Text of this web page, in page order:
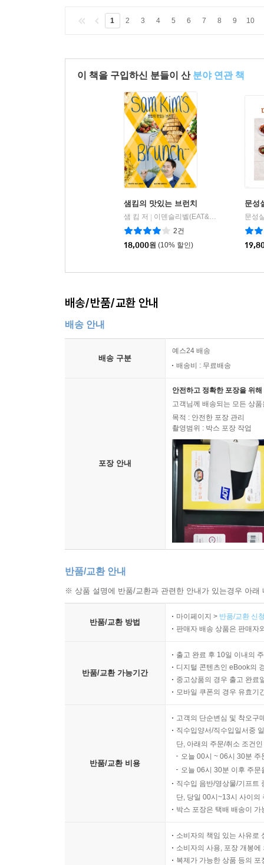
1 2 3 4 5 6 7 8 9 10
이 책을 구입하신 분들이 산 분야 연관 책
샘킴의 맛있는 브런치
샘 킴 저
이덴슬리벨(EAT&SLEEPWELL)
2건
18,000원 (10% 할인)
문성
문성
배송/반품/교환 안내
배송 안내
배송 구분
예스24 배송
배송비 : 무료배송
포장 안내
안전하고 정확한 포장을 위
고객님께 배송되는 모든 상
목적 : 안전한 포장 관리
촬영범위 : 박스 포장 작업
반품/교환 안내
※ 상품 설명에 반품/교환과 관련한 안내가 있는경우 아
반품/교환 방법
마이페이지 > 반품/교환 신
판매자 배송 상품은 판매자
반품/교환 가능기간
출고 완료 후 10일 이내의
디지털 콘텐츠인 eBook의
중고상품의 경우 출고 완료
모바일 쿠폰의 경우 유효기
반품/교환 비용
고객의 단순변심 및 착오구
직수입양서/직수입일서중
단, 아래의 주문/취소 조건
오늘 00시 ~ 06시 30분
오늘 06시 30분 이후 주
직수입 음반/영상물/기프트
단, 당일 00시~13시 사이의
박스 포장은 택배 배송이
소비자의 책임 있는 사유로
소비자의 사용, 포장 개봉
복제가 가능한 상품 등의